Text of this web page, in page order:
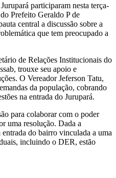
participaram nesta terça-
Prefeito Geraldo P de
central a discussão sobre a
que tem preocupado a
de Relações Institucionais do
trouxe seu apoio e
O Vereador Jeferson Tatu,
da população, cobrando
na entrada do Jurupará.
para colaborar com o poder
uma resolução. Dada a
do bairro vinculada a uma
incluindo o DER, estão